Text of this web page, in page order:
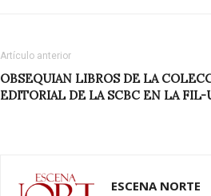
Artículo anterior
OBSEQUIAN LIBROS DE LA
EDITORIAL DE LA SCBC EN LA FIL-
ESCENA NORTE